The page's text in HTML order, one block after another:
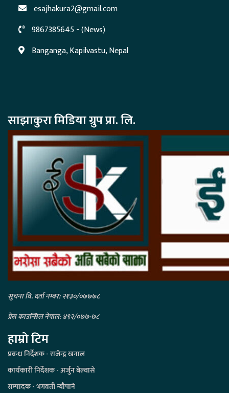
esajhakura2@gmail.com
9867385645 - (News)
Banganga, Kapilvastu, Nepal
साझाकुरा मिडिया ग्रुप प्रा. लि.
सुचना वि. दर्ता नम्बर: २१३०/०७७७८
प्रेस काउन्सिल नेपाल: ४९२/०७७-७८
हाम्रो टिम
प्रबन्ध निर्देशक - राजेन्द्र खनाल
कार्यकारी निर्देशक - अर्जुन बेल्वासे
सम्पादक - भगवती न्यौपाने